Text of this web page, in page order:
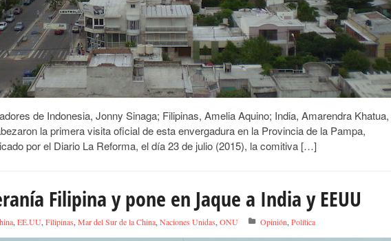
de Indonesia, Jonny Sinaga; Filipinas, Amelia Aquino; India, Amarendra
la primera visita oficial de esta envergadura en la Provincia de la Pampa,
por el Diario La Reforma, el día 23 de julio (2015), la comitiva […]
Filipina y pone en Jaque a India y EEUU
, EE.UU, Filipinas, Mar del Sur de la China, Naciones Unidas, ONU Opinión, Política